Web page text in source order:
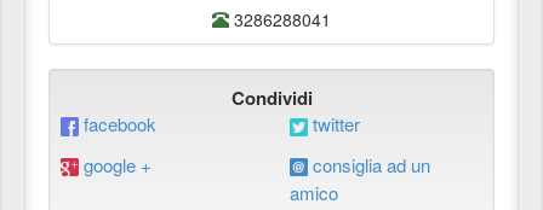
3286288041
Condividi
facebook
twitter
google +
consiglia ad un
amico